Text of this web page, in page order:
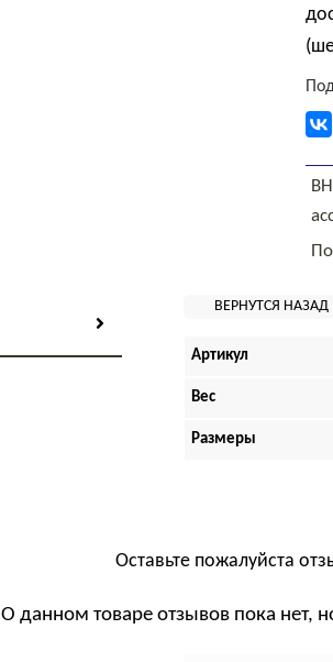
Артикул
Вес
Размеры
Оставьте пожалуйста
О данном товаре отзывов пока нет,